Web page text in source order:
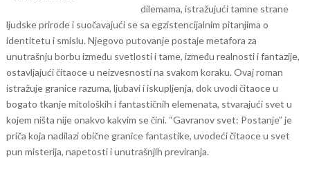
dilemama, istražujući tamne strane
ljudske prirode i suočavajući se sa egzistencijalnim pitanjima o
identitetu i smislu. Njegovo putovanje postaje metafora za
unutrašnju borbu između svetlosti i tame, između realnosti i fantazije,
ostavljajući čitaoce u neizvesnosti na svakom koraku. Ovaj roman
istražuje granice razuma, ljubavi i iskupljenja, dok uvodi čitaoce u
bogato tkanje mitoloških i fantastičnih elemenata, stvarajući svet u
kojem ništa nije onakvo kakvim se čini. “Gavranov svet: Postanje” je
priča koja nadilazi obične granice fantastike, uvodeći čitaoce u svet
pun misterija, napetosti i unutrašnjih previranja.